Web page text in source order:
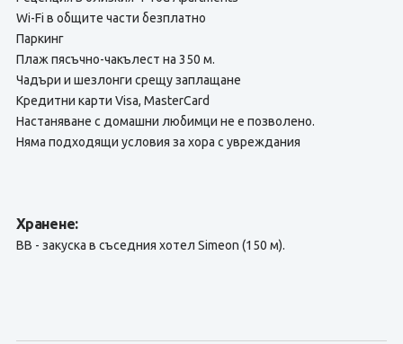
Wi-Fi в общите части безплатно
Паркинг
Плаж пясъчно-чакълест на 350 м.
Чадъри и шезлонги срещу заплащане
Кредитни карти Visa, MasterCard
Настаняване с домашни любимци не е позволено.
Няма подходящи условия за хора с увреждания
Хранене:
BВ - закуска в съседния хотел Simeon (150 м).